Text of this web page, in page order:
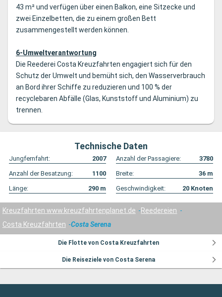
43 m² und verfügen über einen Balkon, eine Sitzecke und
zwei Einzelbetten, die zu einem großen Bett
zusammengestellt werden können.
6-Umweltverantwortung
Die Reederei Costa Kreuzfahrten engagiert sich für den
Schutz der Umwelt und bemüht sich, den Wasserverbrauch
an Bord ihrer Schiffe zu reduzieren und 100 % der
recyclebaren Abfälle (Glas, Kunststoff und Aluminium) zu
trennen.
Technische Daten
Jungfernfahrt: 2007 Anzahl der Passagiere:
3780
Anzahl der Besatzung:
1100 Breite: 36 m
Länge:
290 m Geschwindigkeit: 20 Knoten
Kreuzfahrten www.kreuzfahrtenplanet.de
Reedereien
Costa Kreuzfahrten
Costa Serena
Die Flotte von Costa Kreuzfahrten
Die Reiseziele von Costa Serena